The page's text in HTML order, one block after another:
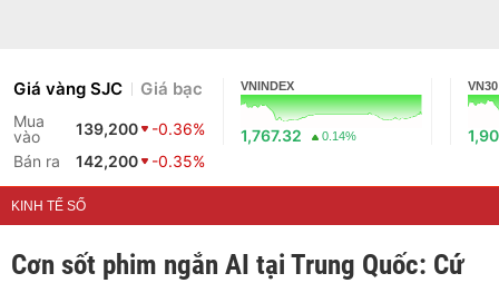
Giá vàng SJC Giá bạc
Mua
vào
139,200
-0.36%
Bán ra
142,200 -0.35%
VNINDEX
1,767.32 0.14%
VN30
KINH TẾ SỐ
Cơn sốt phim ngắn AI tại Trung Quốc: Cứ